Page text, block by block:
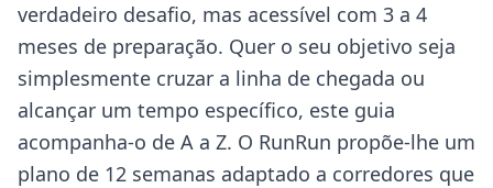
verdadeiro desafio, mas acessível com 3 a 4
meses de preparação. Quer o seu objetivo seja
simplesmente cruzar a linha de chegada ou
alcançar um tempo específico, este guia
acompanha-o de A a Z. O RunRun propõe-lhe um
plano de 12 semanas adaptado a corredores que